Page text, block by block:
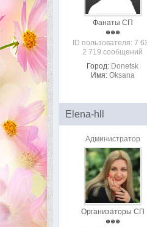
Фанаты СП
ID пользователя: 7
2 719 сообщений
Город: Donetsk
Имя: Oksana
Elena-hll
Администратор
Организаторы СП